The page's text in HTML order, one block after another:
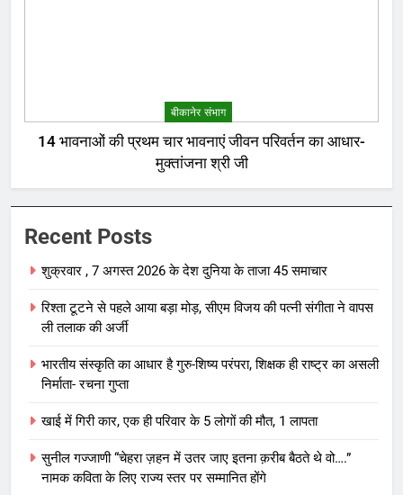
बीकानेर संभाग
14 भावनाओं की प्रथम चार भावनाएं जीवन परिवर्तन का आधार-
मुक्तांजना श्री जी
Recent Posts
शुक्रवार , 7 अगस्त 2026 के देश दुनिया के ताजा 45 समाचार
रिश्ता टूटने से पहले आया बड़ा मोड़, सीएम विजय की पत्नी संगीता ने वापस
ली तलाक की अर्जी
भारतीय संस्कृति का आधार है गुरु-शिष्य परंपरा, शिक्षक ही राष्ट्र का असली
निर्माता- रचना गुप्ता
खाई में गिरी कार, एक ही परिवार के 5 लोगों की मौत, 1 लापता
सुनील गज्जाणी “चेहरा ज़हन में उतर जाए इतना क़रीब बैठते थे वो….”
नामक कविता के लिए राज्य स्तर पर सम्मानित होंगे